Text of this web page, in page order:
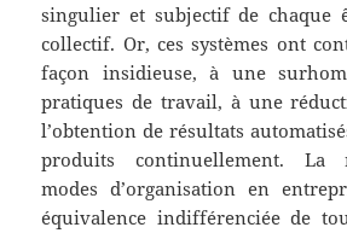
singulier et subjectif de chaque
collectif. Or, ces systèmes ont
façon insidieuse, à une
pratiques de travail, à une
l’obtention de résultats
produits continuellement. La
modes d’organisation en
équivalence indifférenciée de